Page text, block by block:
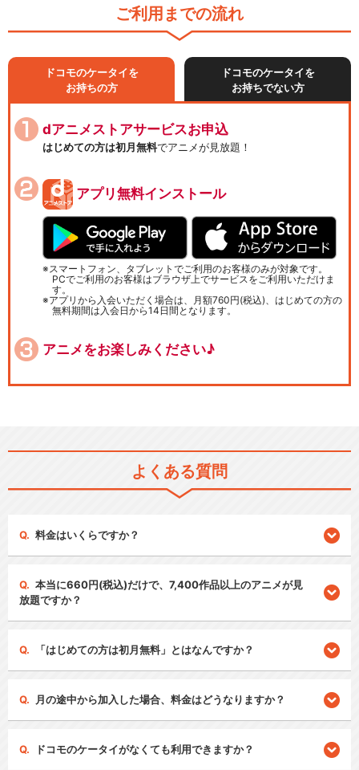
ご利用までの流れ
ドコモのケータイを
お持ちの方
ドコモのケータイを
お持ちでない方
dアニメストアサービスお申込
はじめての方は初月無料でアニメが見放題！
アプリ無料インストール
スマートフォン、タブレットでご利用のお客様のみが対象です。
PCでご利用のお客様はブラウザ上でサービスをご利用いただけま
す。
アプリから入会いただく場合は、月額760円(税込)、はじめての方の
無料期間は入会日から14日間となります。
アニメをお楽しみください♪
よくある質問
料金はいくらですか？
本当に660円(税込)だけで、7,400作品以上のアニメが見
放題ですか？
「はじめての方は初月無料」とはなんですか？
月の途中から加入した場合、料金はどうなりますか？
ドコモのケータイがなくても利用できますか？